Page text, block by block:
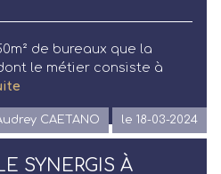
de bureaux que la
le métier consiste à
CAETANO le 18-03-2024
SYNERGIS À